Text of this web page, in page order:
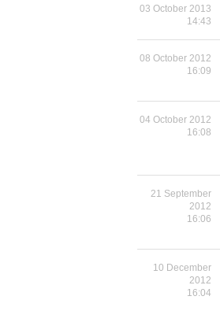
03 October 2013
14:43
08 October 2012
16:09
04 October 2012
16:08
21 September
2012
16:06
10 December
2012
16:04